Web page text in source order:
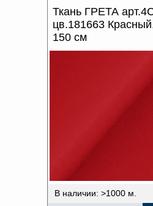
Ткань ГРЕТА
цв.181663
150 см
В наличии: >1000 м.